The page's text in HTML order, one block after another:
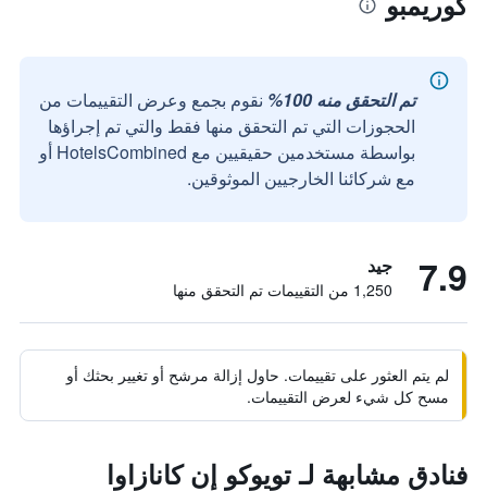
تم التحقق منه 100%
نقوم بجمع وعرض التقييمات من
الحجوزات التي تم التحقق منها فقط والتي تم إجراؤها
بواسطة مستخدمين حقيقيين مع HotelsCombined أو
مع شركائنا الخارجيين الموثوقين.
7.9 جيد
1,250 من التقييمات تم التحقق منها
لم يتم العثور على تقييمات. حاول إزالة مرشح أو تغيير بحثك أو
مسح كل شيء لعرض التقييمات.
فنادق مشابهة لـ تويوكو إن كانازاوا